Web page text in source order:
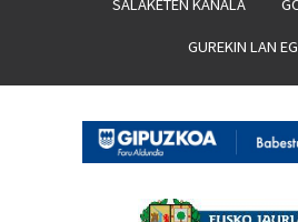
SALAKETEN KANALA
GUREKIN LAN